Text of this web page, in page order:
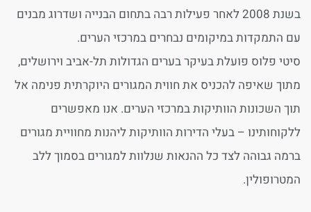
בשנת 2008 לאחר פעילות רבה בתחום הבנייה ושדרוג מבנים
עם התמקדות במיקומים נבחרים במרכזי הערים.
סיטי פלוס פועלת בעיקר בערים הגדולות תל-אביב וירושלים,
מתוך שאיפה להכניס את חווית המגורים היוקרתית פנימה אל
תוך השכונות הוותיקות במרכזי הערים. אנו מאפשרים
ללקוחותינו – בעלי הדירות הוותיקות ליהנות מחוויית מגורים
ברמה גבוהה לצד כל ההנאות שנלוות למגורים בסמוך ללב
המטרופולין.